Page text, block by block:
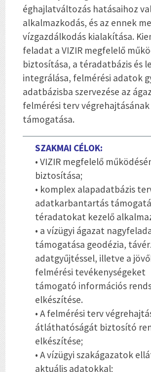
éghajlatváltozás hatásaihoz
alkalmazkodás, és az ennek
vízgazdálkodás kialakítása.
feladat a VIZIR megfelelő
biztosítása, a téradatbázis és
integrálása, felmérési adatok
adatbázisba szervezése az
felmérési terv végrehajtásának
támogatása.
SZAKMAI CÉLOK:
• VIZIR megfelelő
biztosítása;
• komplex alapadatbázis
adatkarbantartás
téradatokat kezelő
• a vízügyi ágazat
támogatása geodézia,
adatgyűjtéssel, illetve a
felmérési tevékenységeket
támogató információs
elkészítése.
• A felmérési terv
átláthatóságát biztosító
elkészítése;
• A vízügyi szakágazatok
aktuális adatokkal;